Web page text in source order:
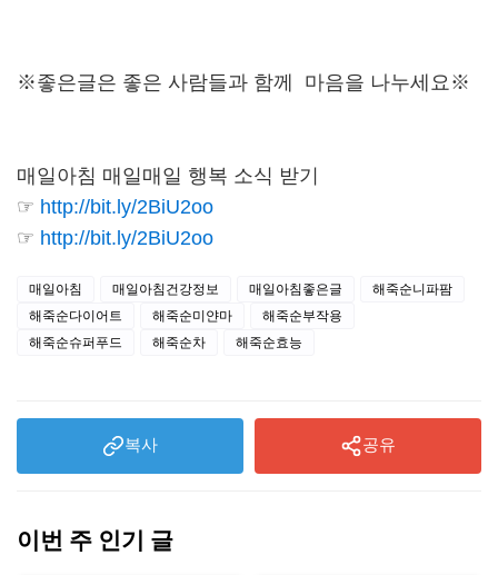
※좋은글은 좋은 사람들과 함께 마음을 나누세요※
매일아침 매일매일 행복 소식 받기
☞ http://bit.ly/2BiU2oo
☞ http://bit.ly/2BiU2oo
매일아침 매일아침건강정보 매일아침좋은글
해죽순니파팜
해죽순다이어트
해죽순미얀마
해죽순부작용
해죽순슈퍼푸드
해죽순차 해죽순효능
복사 공유
이번 주 인기 글